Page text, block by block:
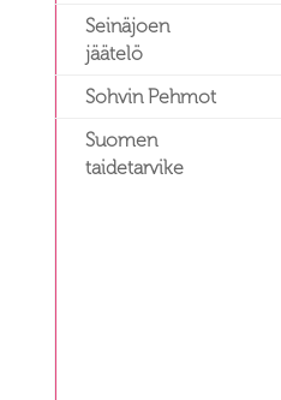
Seinäjoen
jäätelö
Sohvin Pehmot
Suomen
taidetarvike